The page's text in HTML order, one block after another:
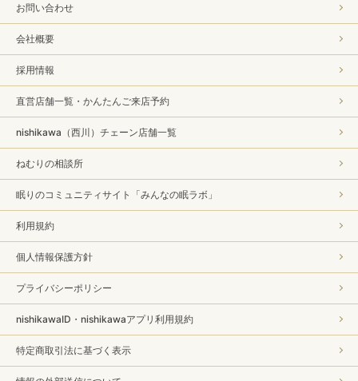
お問い合わせ
会社概要
採用情報
直営店舗一覧・かんたんご来店予約
nishikawa（西川）チェーン店舗一覧
ねむりの相談所
眠りのコミュニティサイト「みんなの眠ラボ」
利用規約
個人情報保護方針
プライバシーポリシー
nishikawaID・nishikawaアプリ利用規約
特定商取引法に基づく表示